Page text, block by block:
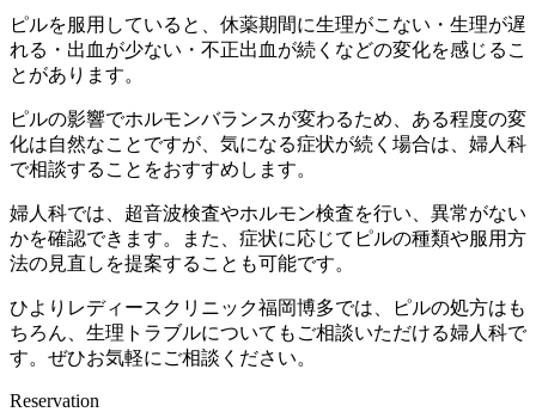
ピルを服用していると、休薬期間に生理がこない・生理が遅
れる・出血が少ない・不正出血が続くなどの変化を感じるこ
とがあります。
ピルの影響でホルモンバランスが変わるため、ある程度の変
化は自然なことですが、 気になる症状が続く場合は、婦人科
で相談することをおすすめします。
婦人科では、超音波検査やホルモン検査を行い、異常がない
かを確認できます。また、症状に応じてピルの種類や服用方
法の見直しを提案することも可能です。
ひよりレディースクリニック福岡博多では、ピルの処方はも
ちろん、生理トラブルについてもご相談いただける婦人科で
す。ぜひお気軽にご相談ください。
Reservation